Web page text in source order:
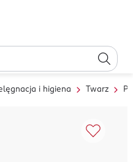
i higiena Twarz